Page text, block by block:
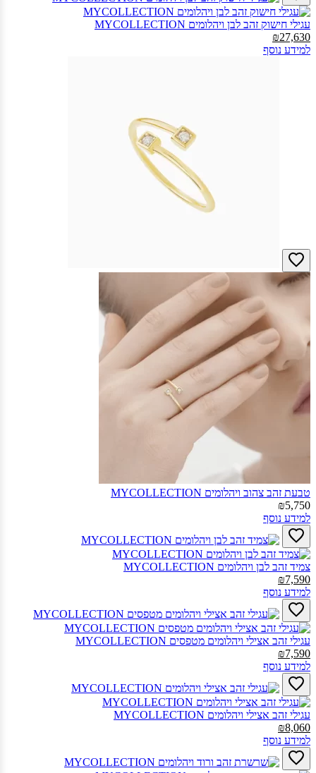
עגילי חישוק זהב לבן ויהלומים MYCOLLECTION‎
₪27,630
למידע נוסף
טבעת זהב צהוב ויהלומים MYCOLLECTION‎
₪5,750
למידע נוסף
צמיד זהב לבן ויהלומים MYCOLLECTION‎
₪7,590
למידע נוסף
עגילי זהב אצילי ויהלומים מטפסים MYCOLLECTION‎
₪7,590
למידע נוסף
עגילי זהב אצילי ויהלומים MYCOLLECTION‎
₪8,060
למידע נוסף